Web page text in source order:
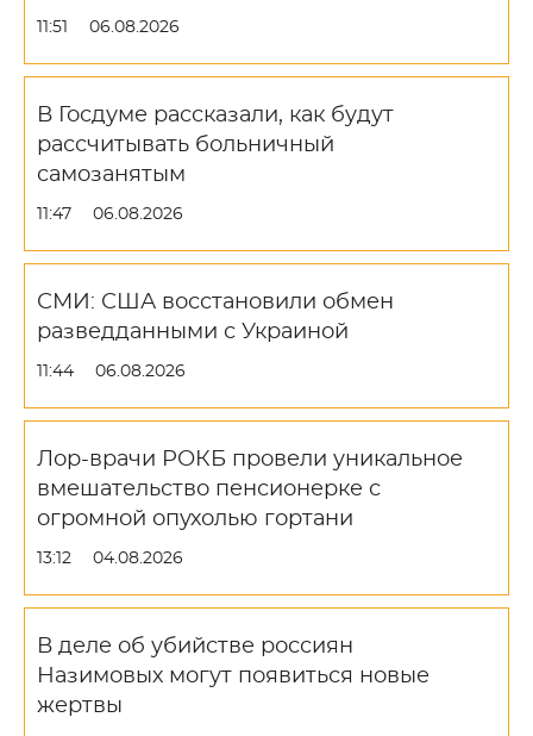
11:51 06.08.2026
В Госдуме рассказали, как будут
рассчитывать больничный
самозанятым
11:47 06.08.2026
СМИ: США восстановили обмен
разведданными с Украиной
11:44 06.08.2026
Лор-врачи РОКБ провели уникальное
вмешательство пенсионерке с
огромной опухолью гортани
13:12 04.08.2026
В деле об убийстве россиян
Назимовых могут появиться новые
жертвы